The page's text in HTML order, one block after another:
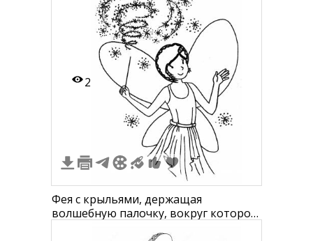
2
Фея с крыльями, держащая
волшебную палочку, вокруг которой